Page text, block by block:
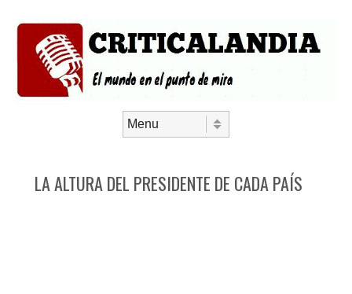
LA ALTURA DEL PRESIDENTE DE CADA PAÍS